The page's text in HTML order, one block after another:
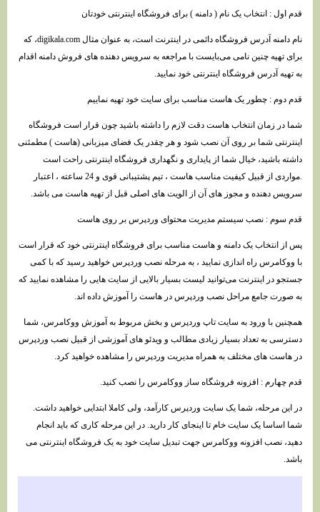
قدم اول : انتخاب یک نام ( دامنه ) برای فروشگاه اینترنتی خودتان
نام دامنه آدرس فروشگاه دائمی در اینترنت است، به عنوان مثال digikala.com، که
برای تهیه چنین نامی می‌بایست با مراجعه به سرویس دهنده های فروش دامنه اقدام
به تهیه آدرس فروشگاه اینترنتی خود نمایید.
قدم دوم : چطور یک هاست مناسب برای سایت خود تهیه نماییم
شما در زمان انتخاب هاست دقت لازم را داشته باشید چون قرار است فروشگاه
اینترنتی شما بر روی آن نصب شود و هر چقدر یک فضای میزبانی (هاست ) مطمئنی
داشته باشید، خیال شما از پایداری و نگهداری فروشگاه اینترنتی راحت است
.مواردی از قبیل کیفیت مناسب هاست ، تیم پشتیبانی قوی و 24 ساعته ، اعتبار
سرویس دهنده و مجوز های آن از الویت های اصلی قبل از تهیه هاست می باشد.
قدم سوم : نصب سیستم مدیریت محتوای وردپرس بر روی هاست
پس از انتخاب یک دامنه و هاست مناسب برای فروشگاه اینترنتی خود که قرار است
با ووکامرس راه اندازی نمایید ، به مرحله نصب وردپرس خواهید رسید که با کمی
جستجو در اینترنت می‌توانید لیست بسیار بالایی از سایت هایی را مشاهده نمایید که
به صورت جامع مراحل نصب وردپرس در هاست را آموزش داده اند.
همچنین با ورود به سایت تاپ وردپرس و بخش مربوط به آموزش ووکامرس، شما
دسترسی به تعداد بسیار زیادی مطالب و ویدئو های آموزشی از قبیل نصب وردپرس
در هاست های مختلف به همراه مدیریت وردپرس را مشاهده خواهید کرد.
قدم چهارم : افزونه فروشگاه ساز ووکامرس را نصب کنید.
در این مرحله، شما یک سایت وردپرس کارآمد، ولی کاملا ابتدایی خواهید داشت.
شما اساسا یک سایت خام تا اینجای کار دارید. در این مرحله کاری که باید انجام
دهید، نصب افزونه ووکامرس جهت تبدیل سایت خود به یک فروشگاه اینترنتی می
باشد.